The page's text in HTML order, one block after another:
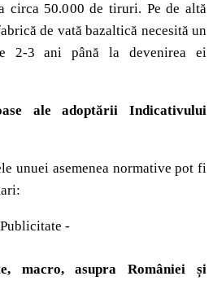
circa 50.000 de tiruri. Pe de altă
de vată bazaltică necesită un
2-3 ani până la devenirea ei
ale adoptării Indicativului
unuei asemenea normative pot fi
-
macro, asupra României și